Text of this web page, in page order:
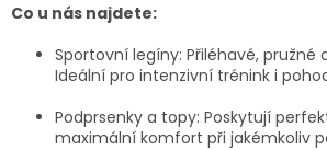
Co u nás najdete:
Sportovní legíny: Přiléhavé, pružné
Ideální pro intenzivní trénink i
Podprsenky a topy: Poskytují
maximální komfort při jakémkoliv